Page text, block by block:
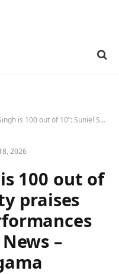
Shetty praises Dhurandhar performances 100 : Bollywood News – Bollywood Hungama
2026
100 out of
praises
–